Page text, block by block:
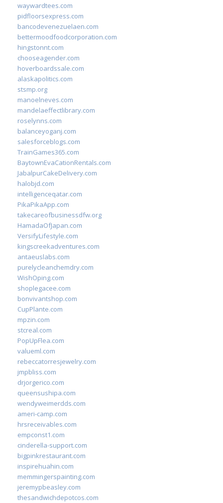
waywardtees.com
pidfloorsexpress.com
bancodevenezuelaen.com
bettermoodfoodcorporation.com
hingstonnt.com
chooseagender.com
hoverboardssale.com
alaskapolitics.com
stsmp.org
manoelneves.com
mandelaeffectlibrary.com
roselynns.com
balanceyoganj.com
salesforceblogs.com
TrainGames365.com
BaytownEvaCationRentals.com
JabalpurCakeDelivery.com
halobjd.com
intelligenceqatar.com
PikaPikaApp.com
takecareofbusinessdfw.org
HamadaOfJapan.com
VersifyLifestyle.com
kingscreekadventures.com
antaeuslabs.com
purelycleanchemdry.com
WishOping.com
shoplegacee.com
bonvivantshop.com
CupPlante.com
mpzin.com
stcreal.com
PopUpFlea.com
valueml.com
rebeccatorresjewelry.com
jmpbliss.com
drjorgerico.com
queensushipa.com
wendyweimerdds.com
ameri-camp.com
hrsreceivables.com
empconst1.com
cinderella-support.com
bigpinkrestaurant.com
inspirehuahin.com
memmingerspainting.com
jeremypbeasley.com
thesandwichdepotcos.com